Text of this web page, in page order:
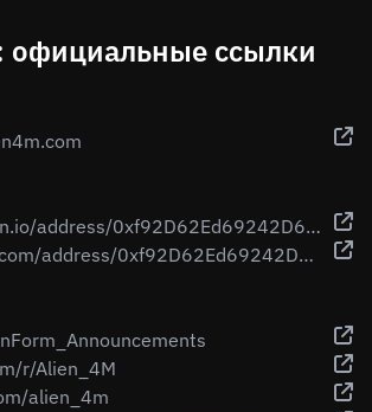
официальные ссылки
https://etherscan.io/address/0xf92D62Ed69242D655E685C96B98f32F1409c3262
https://bscscan.com/address/0xf92D62Ed69242D655E685C96B98f32F1409c3262
r/Alien_4M
alien_4m